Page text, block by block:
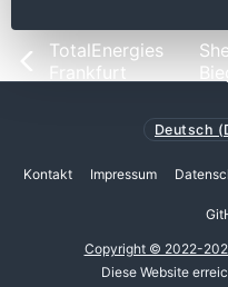
TotalEnergies
Frankfurt
Deutsch
Kontakt Impressum
Copyright © 2022-
Diese Website